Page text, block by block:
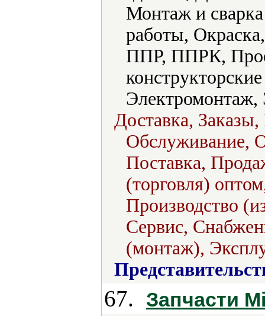
Монтаж и
работы,
ППР, ППРК,
Электромонтаж,
Доставка,
Обслуживание,
Поставка,
(торговля)
Производство
Сервис,
(монтаж),
67. Запчасти